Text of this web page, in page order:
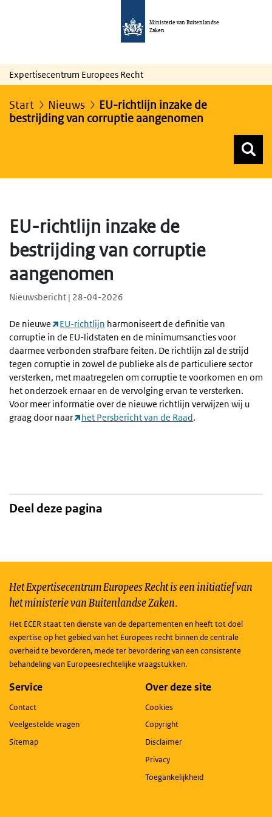
Ministerie van Buitenlandse
Zaken
Expertisecentrum Europees Recht
Start Nieuws
EU-richtlijn inzake de
bestrijding van corruptie aangenomen
EU-richtlijn inzake de
bestrijding van corruptie
aangenomen
Nieuwsbericht | 28-04-2026
De nieuwe EU-richtlijn harmoniseert de definitie van
corruptie in de EU-lidstaten en de minimumsancties voor
daarmee verbonden strafbare feiten. De richtlijn zal de strijd
tegen corruptie in zowel de publieke als de particuliere sector
versterken, met maatregelen om corruptie te voorkomen en om
het onderzoek ernaar en de vervolging ervan te versterken.
Voor meer informatie over de nieuwe richtlijn verwijzen wij u
graag door naar
het Persbericht van de Raad.
Deel deze pagina
Het Expertisecentrum Europees Recht is een initiatief van
het ministerie van Buitenlandse Zaken.
Het ECER staat ten dienste van de departementen en heeft tot doel
expertise op het gebied van het Europees recht binnen de centrale
overheid te bevorderen, mede ter bevordering van een consistente
behandeling van Europeesrechtelijke vraagstukken.
Service
Contact
Veelgestelde vragen
Sitemap
Over deze site
Cookies
Copyright
Disclaimer
Privacy
Toegankelijkheid